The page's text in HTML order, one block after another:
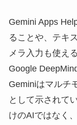
Gemini Apps
ることや、テキ
メラ入力も使え
Google
Geminiはマルチ
として示されて
けのAIではなく